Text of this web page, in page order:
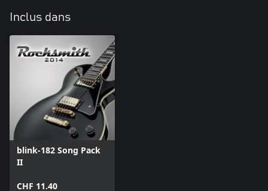
Inclus dans
blink-182 Song Pack
II
CHF 11.40